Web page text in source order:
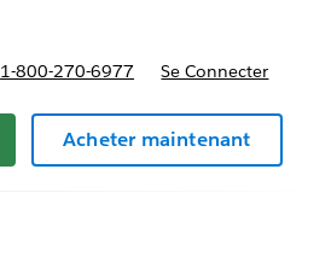
1-800-270-6977 Se Connecter
Acheter maintenant